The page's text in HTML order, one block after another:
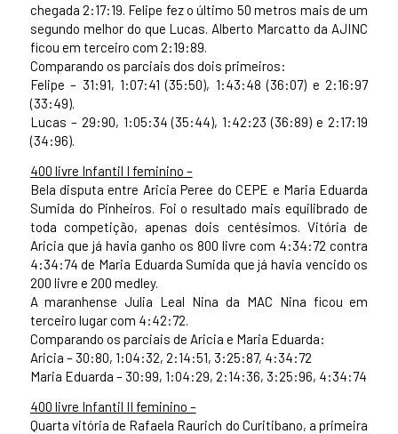
chegada 2:17:19. Felipe fez o último 50 metros mais de um
segundo melhor do que Lucas. Alberto Marcatto da AJINC
ficou em terceiro com 2:19:89.
Comparando os parciais dos dois primeiros:
Felipe – 31:91, 1:07:41 (35:50), 1:43:48 (36:07) e 2:16:97
(33:49).
Lucas – 29:90, 1:05:34 (35:44), 1:42:23 (36:89) e 2:17:19
(34:96).
400 livre Infantil I feminino –
Bela disputa entre Aricia Peree do CEPE e Maria Eduarda
Sumida do Pinheiros. Foi o resultado mais equilibrado de
toda competição, apenas dois centésimos. Vitória de
Aricia que já havia ganho os 800 livre com 4:34:72 contra
4:34:74 de Maria Eduarda Sumida que já havia vencido os
200 livre e 200 medley.
A maranhense Julia Leal Nina da MAC Nina ficou em
terceiro lugar com 4:42:72.
Comparando os parciais de Aricia e Maria Eduarda:
Aricia – 30:80, 1:04:32, 2:14:51, 3:25:87, 4:34:72
Maria Eduarda – 30:99, 1:04:29, 2:14:36, 3:25:96, 4:34:74
400 livre Infantil II feminino –
Quarta vitória de Rafaela Raurich do Curitibano, a primeira